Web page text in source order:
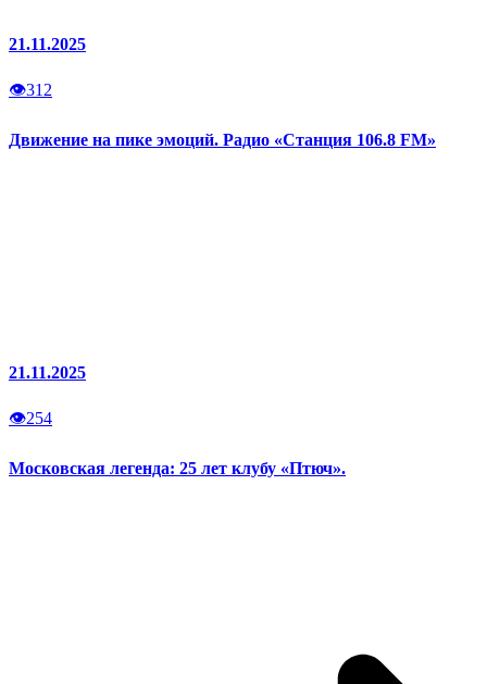
21.11.2025
👁312
Движение на пике эмоций. Радио «Станция 106.8 FM»
21.11.2025
👁254
Московская легенда: 25 лет клубу «Птюч».